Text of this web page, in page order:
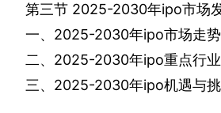
第三节 2025-2030年ipo市场
一、 2025-2030年ipo市场走
二、 2025-2030年ipo重点行
三、 2025-2030年ipo机遇与